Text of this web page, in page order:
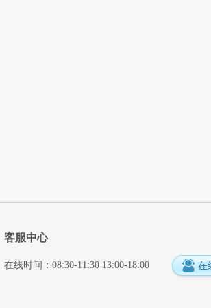
客服中心
在线时间：08:30-11:30 13:00-18:00